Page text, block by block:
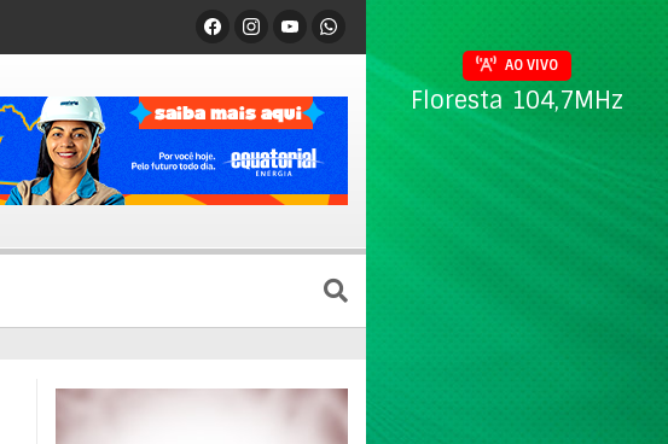
AO VIVO
Floresta 104,7MHz